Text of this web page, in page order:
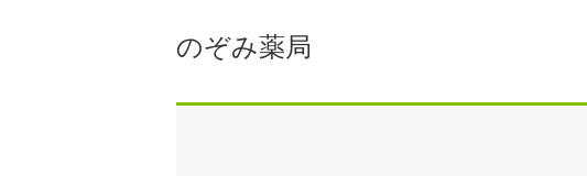
のぞみ薬局